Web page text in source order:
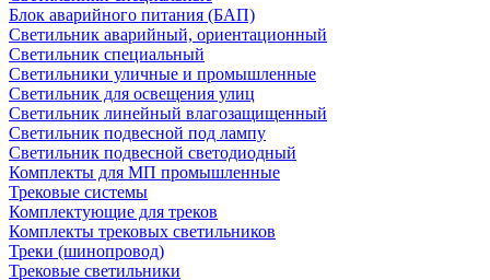
Блок аварийного питания (БАП)
Светильник аварийный, ориентационный
Светильник специальный
Светильники уличные и промышленные
Светильник для освещения улиц
Светильник линейный влагозащищенный
Светильник подвесной под лампу
Светильник подвесной светодиодный
Комплекты для МП промышленные
Трековые системы
Комплектующие для треков
Комплекты трековых светильников
Треки (шинопровод)
Трековые светильники